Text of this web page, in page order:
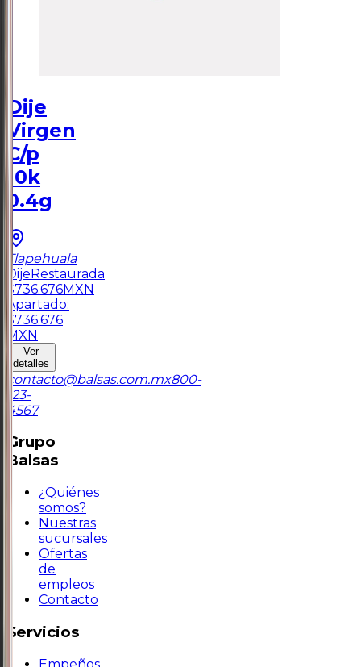
Dije
Virgen
C/p
10k
0.4g
Tlapehuala
DijeRestaurada
$736.676MXN
Apartado:
$736.676
MXN
Ver
detalles
contacto@balsas.com.mx800-
123-
4567
Grupo
Balsas
¿Quiénes
somos?
Nuestras
sucursales
Ofertas
de
empleos
Contacto
Servicios
Empeños